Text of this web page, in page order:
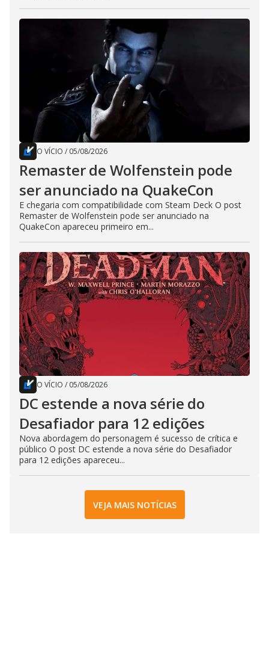
O VÍCIO / 05/08/2026
Remaster de Wolfenstein pode
ser anunciado na QuakeCon
E chegaria com compatibilidade com Steam Deck O post
Remaster de Wolfenstein pode ser anunciado na
QuakeCon apareceu primeiro em...
O VÍCIO / 05/08/2026
DC estende a nova série do
Desafiador para 12 edições
Nova abordagem do personagem é sucesso de crítica e
público O post DC estende a nova série do Desafiador
para 12 edições apareceu...
VEJA MAIS NOTÍCIAS